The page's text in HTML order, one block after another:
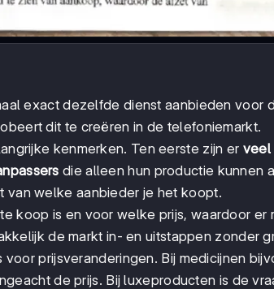
exact dezelfde dienst aanbieden voor
dit te creëren in de telefoniemarkt.
kenmerken. Ten eerste zijn er veel
die alleen hun productie kunnen
van welke aanbieder je het koopt.
koop is en voor welke prijs, waardoor er
de markt in- en uitstappen zonder
prijsveranderingen. Bij medicijnen
de prijs. Bij luxeproducten is de